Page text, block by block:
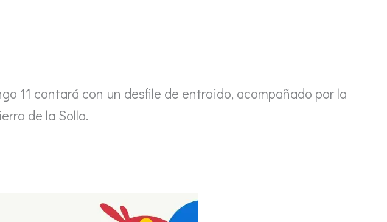
11 contará con un desfile de entroido, acompañado por la
de la Solla.